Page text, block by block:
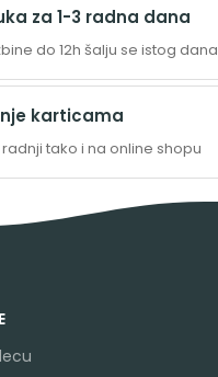
za 1-3 radna dana
do 12h šalju se istog dana
karticama
tako i na online shopu